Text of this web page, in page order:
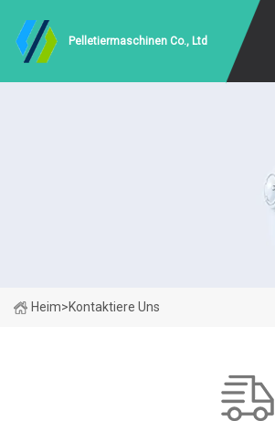
Pelletiermaschinen Co., Ltd
Heim>Kontaktiere Uns